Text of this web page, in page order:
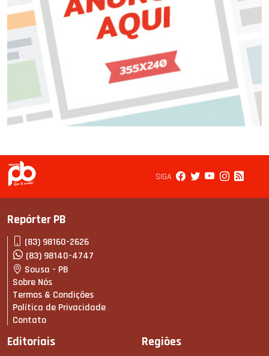
SIGA
Repórter PB
(83) 98160-2626
(83) 98140-4747
Sousa - PB
Sobre Nós
Termos & Condições
Política de Privacidade
Contato
Editoriais Regiões